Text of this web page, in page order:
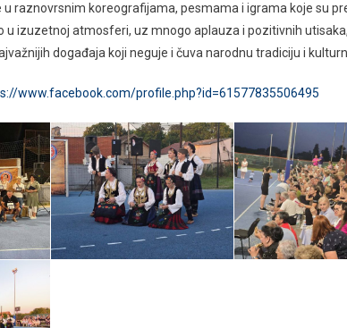
u raznovrsnim koreografijama, pesmama i igrama koje su
u izuzetnoj atmosferi, uz mnogo aplauza i pozitivnih
događaja koji neguje i čuva narodnu tradiciju i
www.facebook.com/profile.php?id=61577835506495